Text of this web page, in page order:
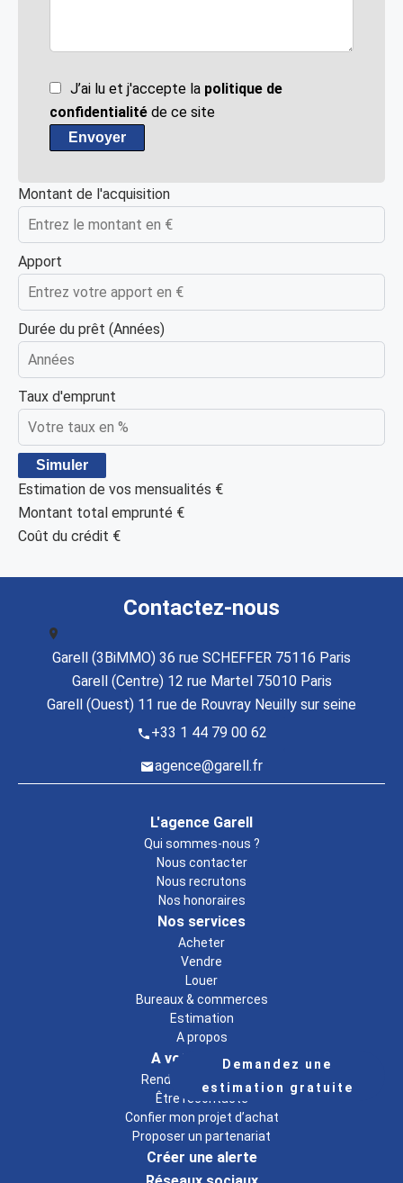
J’ai lu et j'accepte la politique de
confidentialité de ce site
Envoyer
Montant de l'acquisition
Apport
Durée du prêt (Années)
Taux d'emprunt
Simuler
Estimation de vos mensualités €
Montant total emprunté €
Coût du crédit €
Demandez une
estimation gratuite
Contactez-nous
Garell (3BiMMO) 36 rue SCHEFFER 75116 Paris
Garell (Centre) 12 rue Martel 75010 Paris
Garell (Ouest) 11 rue de Rouvray Neuilly sur seine
+33 1 44 79 00 62
agence@garell.fr
L'agence Garell
Qui sommes-nous ?
Nous contacter
Nous recrutons
Nos honoraires
Nos services
Acheter
Vendre
Louer
Bureaux & commerces
Estimation
A propos
A votre écoute
Rendez-vous conseil
Être recontacté
Confier mon projet d’achat
Proposer un partenariat
Créer une alerte